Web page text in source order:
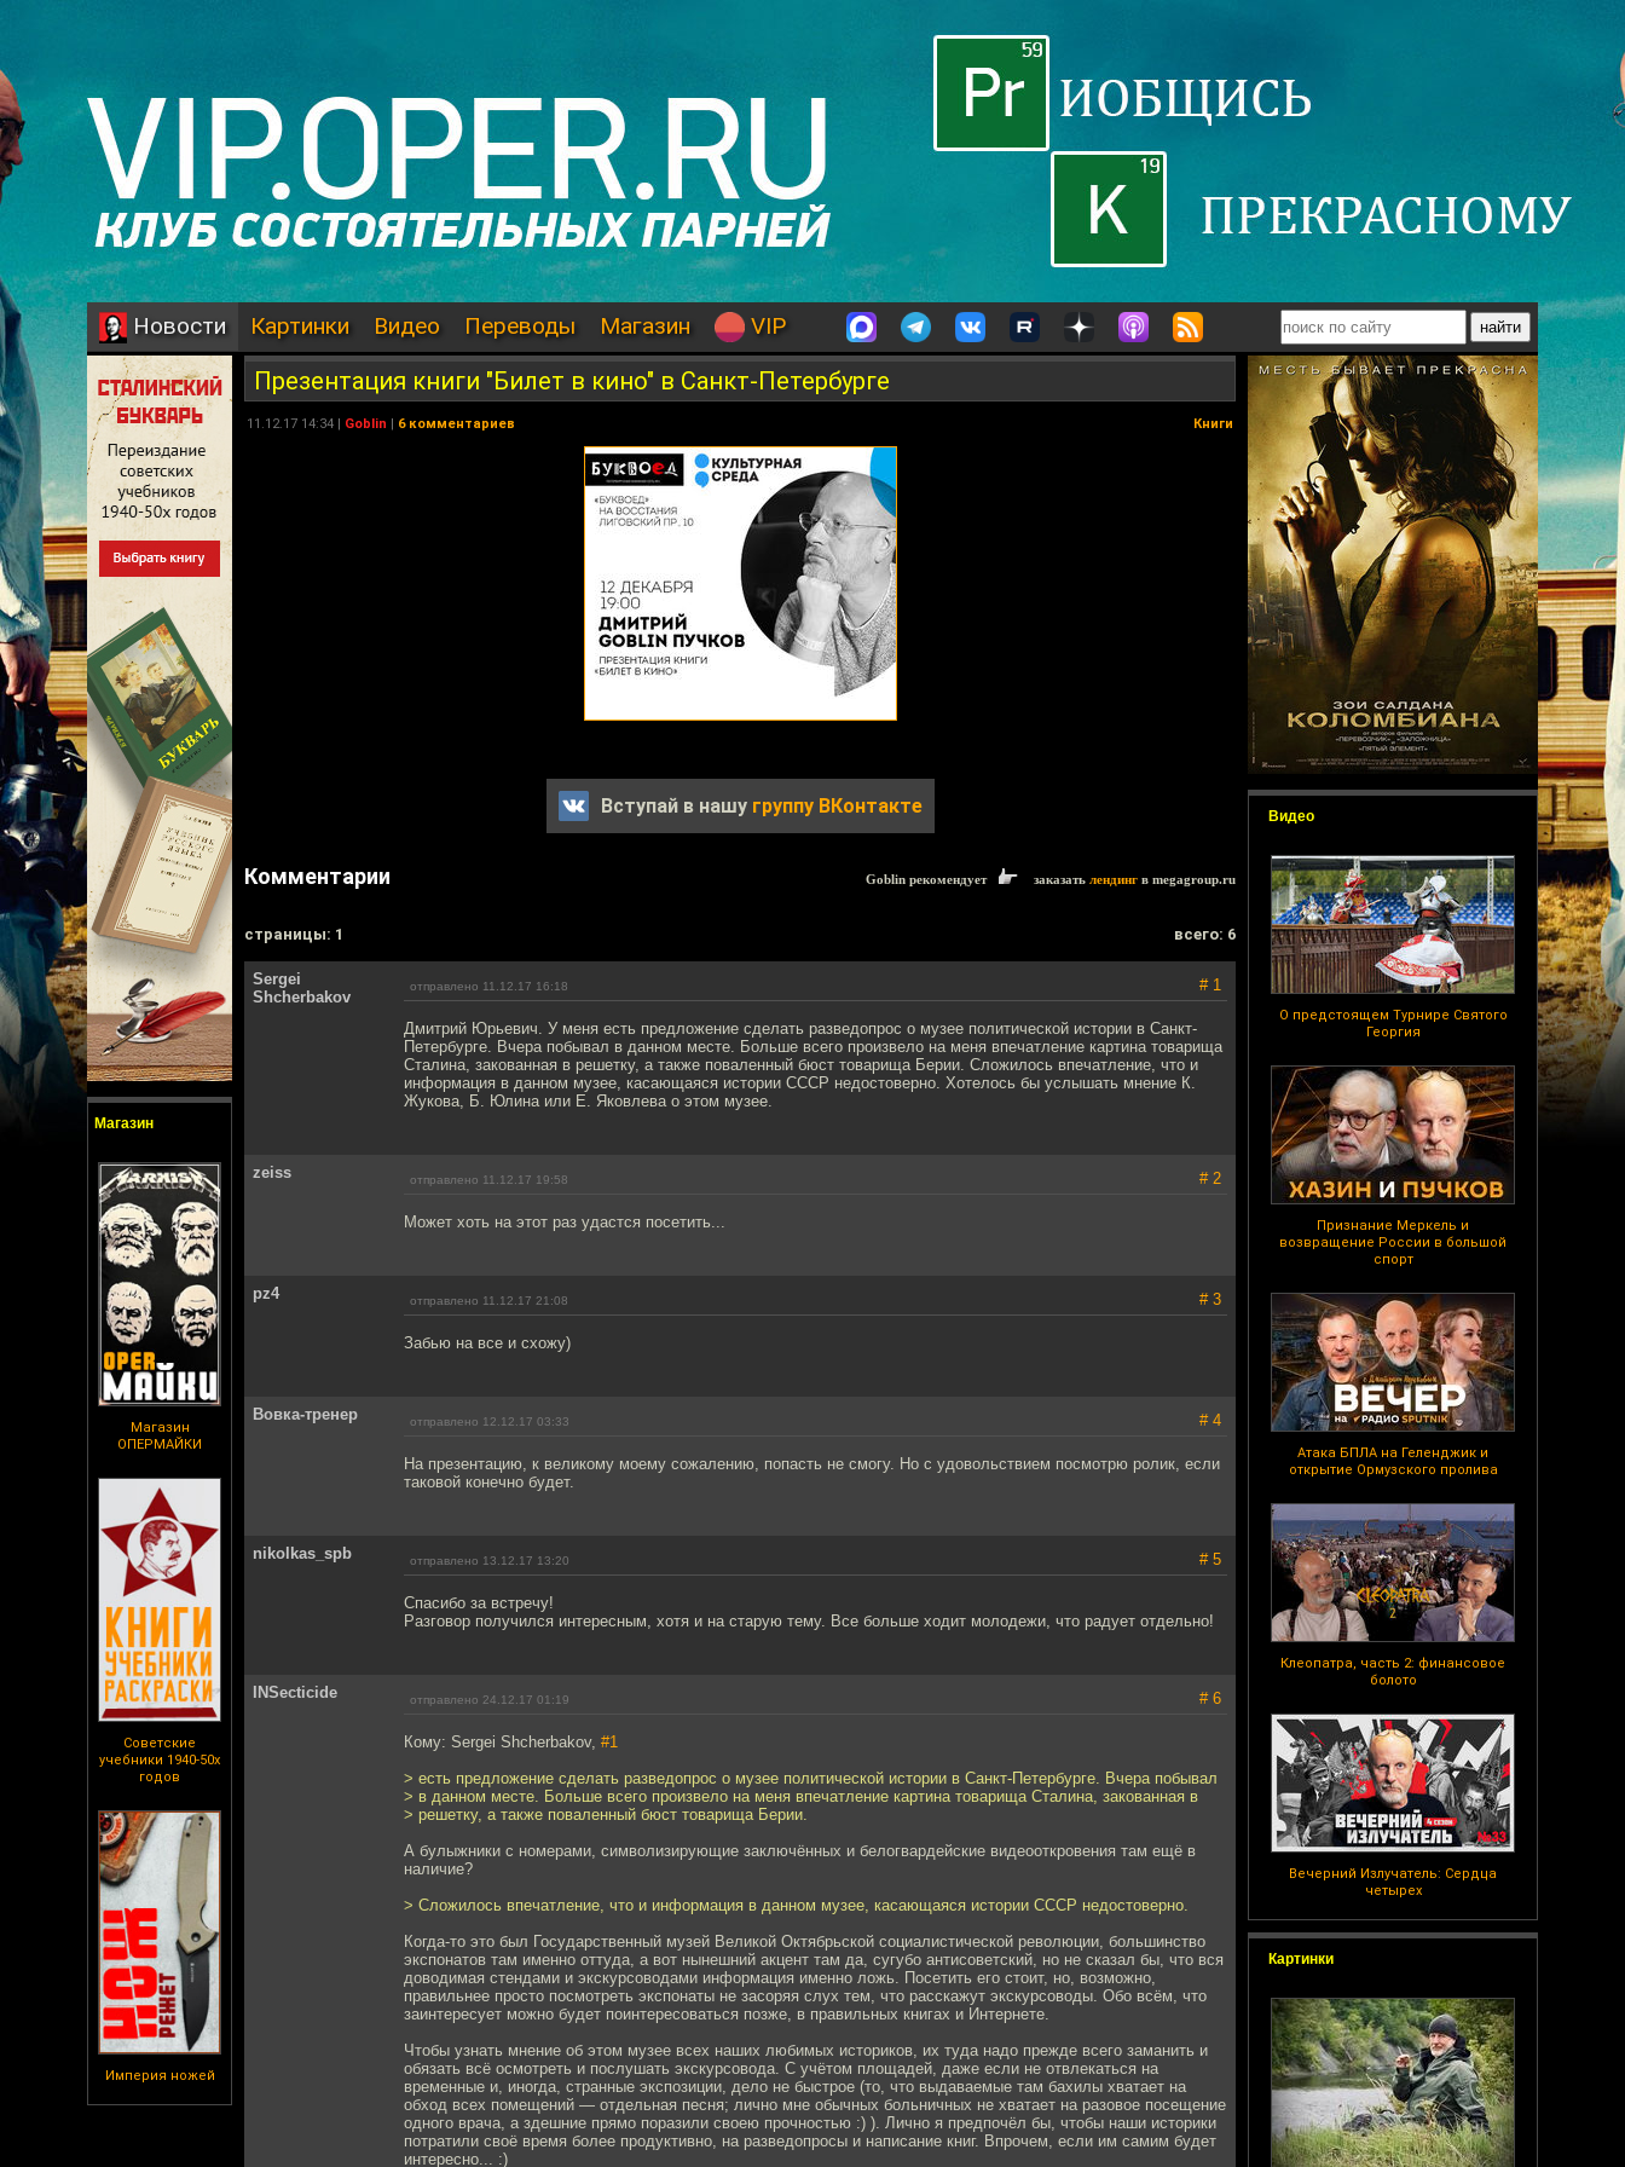
Новости Картинки Видео Переводы Магазин VIP
Магазин
Магазин
ОПЕРМАЙКИ
Советские
учебники 1940-50х
годов
Империя ножей
Видео
О предстоящем Турнире Святого
Георгия
Признание Меркель и
возвращение России в большой
спорт
Атака БПЛА на Геленджик и
открытие Ормузского пролива
Клеопатра, часть 2: финансовое
болото
Вечерний Излучатель: Сердца
четырех
Картинки
Презентация книги "Билет в кино" в Санкт-Петербурге
11.12.17 14:34 | Goblin | 6 комментариев Книги
Вступай в нашу группу ВКонтакте
Комментарии Goblin рекомендует заказать лендинг в megagroup.ru
cтраницы: 1 всего: 6
Sergei
Shcherbakov
отправлено 11.12.17 16:18 # 1
Дмитрий Юрьевич. У меня есть предложение сделать разведопрос о музее политической истории в Санкт-
Петербурге. Вчера побывал в данном месте. Больше всего произвело на меня впечатление картина товарища
Сталина, закованная в решетку, а также поваленный бюст товарища Берии. Сложилось впечатление, что и
информация в данном музее, касающаяся истории СССР недостоверно. Хотелось бы услышать мнение К.
Жукова, Б. Юлина или Е. Яковлева о этом музее.
zeiss отправлено 11.12.17 19:58 # 2
Может хоть на этот раз удастся посетить...
pz4 отправлено 11.12.17 21:08 # 3
Забью на все и схожу)
Вовка-тренер отправлено 12.12.17 03:33 # 4
На презентацию, к великому моему сожалению, попасть не смогу. Но с удовольствием посмотрю ролик, если
таковой конечно будет.
nikolkas_spb отправлено 13.12.17 13:20 # 5
Спасибо за встречу!
Разговор получился интересным, хотя и на старую тему. Все больше ходит молодежи, что радует отдельно!
INSecticide отправлено 24.12.17 01:19 # 6
Кому: Sergei Shcherbakov, #1
> есть предложение сделать разведопрос о музее политической истории в Санкт-Петербурге. Вчера побывал
> в данном месте. Больше всего произвело на меня впечатление картина товарища Сталина, закованная в
> решетку, а также поваленный бюст товарища Берии.
А булыжники с номерами, символизирующие заключённых и белогвардейские видеооткровения там ещё в
наличие?
> Сложилось впечатление, что и информация в данном музее, касающаяся истории СССР недостоверно.
Когда-то это был Государственный музей Великой Октябрьской социалистической революции, большинство
экспонатов там именно оттуда, а вот нынешний акцент там да, сугубо антисоветский, но не сказал бы, что вся
доводимая стендами и экскурсоводами информация именно ложь. Посетить его стоит, но, возможно,
правильнее просто посмотреть экспонаты не засоряя слух тем, что расскажут экскурсоводы. Обо всём, что
заинтересует можно будет поинтересоваться позже, в правильных книгах и Интернете.
Чтобы узнать мнение об этом музее всех наших любимых историков, их туда надо прежде всего заманить и
обязать всё осмотреть и послушать экскурсовода. С учётом площадей, даже если не отвлекаться на
временные и, иногда, странные экспозиции, дело не быстрое (то, что выдаваемые там бахилы хватает на
обход всех помещений — отдельная песня; лично мне обычных больничных не хватает на разовое посещение
одного врача, а здешние прямо поразили своею прочностью :) ). Лично я предпочёл бы, чтобы наши историки
потратили своё время более продуктивно, на разведопросы и написание книг. Впрочем, если им самим будет
интересно... :)